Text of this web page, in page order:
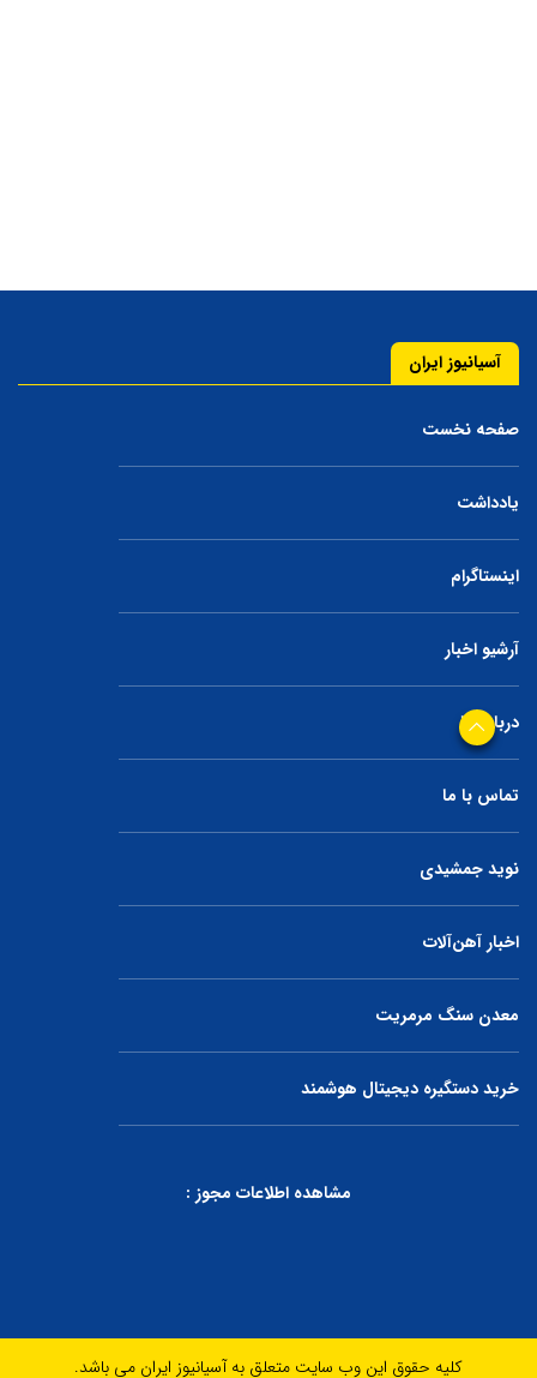
آسیانیوز ایران
صفحه نخست
یادداشت
اینستاگرام
آرشیو اخبار
درباره ما
تماس با ما
نوید جمشیدی
اخبار آهن‌آلات
معدن سنگ مرمریت
خرید دستگیره دیجیتال هوشمند
مشاهده اطلاعات مجوز :
کلیه حقوق این وب سایت متعلق به آسیانیوز ایران می باشد.